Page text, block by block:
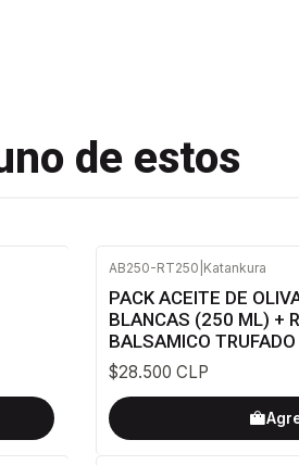
de estos
AB250-RT250 Katankura
PACK ACEITE DE
BLANCAS (250 ML) +
BALSAMICO
$28.500 CLP